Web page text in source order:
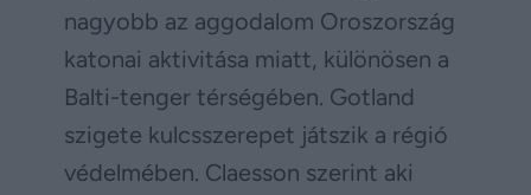
nagyobb az aggodalom Oroszország
katonai aktivitása miatt, különösen a
Balti-tenger térségében. Gotland
szigete kulcsszerepet játszik a régió
védelmében. Claesson szerint aki